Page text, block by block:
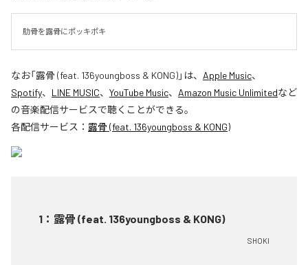
肋骨を露骨にポッキポキ
なお「露骨 (feat. 136youngboss & KONG)」は、 Apple Music、
Spotify、 LINE MUSIC、 YouTube Music、 Amazon Music Unlimitedなど
の音楽配信サービスで聴くことができる。
各配信サービス： 露骨 (feat. 136youngboss & KONG)
1 ： 露骨 (feat. 136youngboss & KONG)
SHOKI